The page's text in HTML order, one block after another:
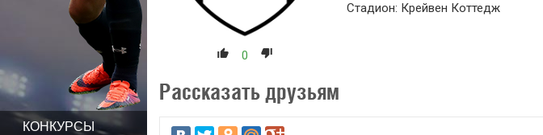
КОНКУРСЫ
0
Стадион: Крейвен Коттедж
Рассказать друзьям